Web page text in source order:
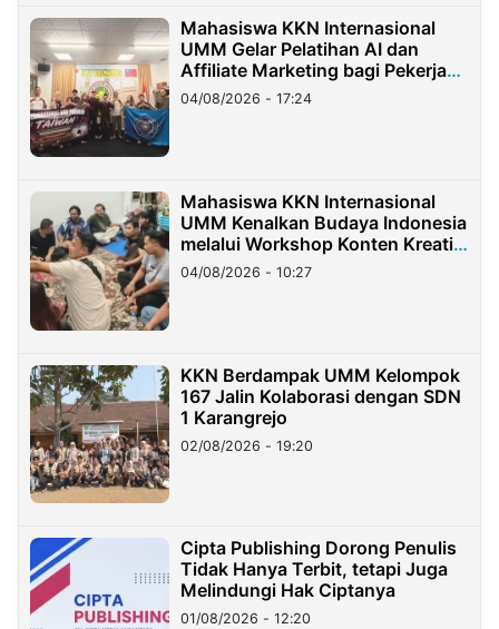
Mahasiswa KKN Internasional
UMM Gelar Pelatihan AI dan
Affiliate Marketing bagi Pekerja
Migran Indonesia di Taiwan
04/08/2026 - 17:24
Mahasiswa KKN Internasional
UMM Kenalkan Budaya Indonesia
melalui Workshop Konten Kreatif
di Taiwan
04/08/2026 - 10:27
KKN Berdampak UMM Kelompok
167 Jalin Kolaborasi dengan SDN
1 Karangrejo
02/08/2026 - 19:20
Cipta Publishing Dorong Penulis
Tidak Hanya Terbit, tetapi Juga
Melindungi Hak Ciptanya
01/08/2026 - 12:20